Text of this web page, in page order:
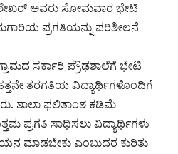
ಅವರು ಸೋಮವಾರ ಭೇಟಿ
ಪ್ರಗತಿಯನ್ನು ಪರಿಶೀಲನೆ
ಸರ್ಕಾರಿ ಪ್ರೌಢಶಾಲೆಗೆ ಭೇಟಿ
ತರಗತಿಯ ವಿದ್ಯಾರ್ಥಿಗಳೊಂದಿಗೆ
ಶಾಲಾ ಫಲಿತಾಂಶ ಕಡಿಮೆ
ಪ್ರಗತಿ ಸಾಧಿಸಲು ವಿದ್ಯಾರ್ಥಿಗಳು
ಮಾಡಬೇಕು ಎಂಬುದರ ಕುರಿತು